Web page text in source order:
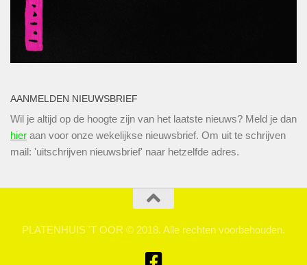
AANMELDEN NIEUWSBRIEF
Wil je altijd op de hoogte zijn van het laatste nieuws? Meld je dan
hier aan voor onze wekelijkse nieuwsbrief. Om uit te schrijven
mail: 'uitschrijven nieuwsbrief' naar hetzelfde adres.
PLATENHUIS 'T OOR © 2018. Alle rechten voorbehouden.